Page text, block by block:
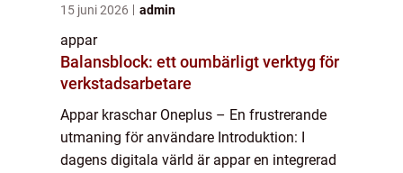
15 juni 2026 admin
appar
Balansblock: ett oumbärligt verktyg för
verkstadsarbetare
Appar kraschar Oneplus – En frustrerande
utmaning för användare Introduktion: I
dagens digitala värld är appar en integrerad